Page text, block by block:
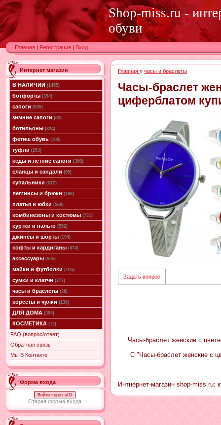
Shop-miss.ru -
обуви
Главная | Регистрация | Вход
Интернет магазин
В НАЛИЧИИ (1455)
ботфорты (394)
сапоги (505)
зимние сапоги (83)
ботильоны (324)
фетиш обувь (100)
туфли (253)
кеды и летние сапоги (300)
сланцы и сандали (99)
купальники (512)
леггинсы и брюки (199)
платья и юбки (568)
комбинезоны и костюмы (731)
куртки и пальто (552)
джинсы и шорты (194)
кофты и кардиганы (474)
аксессуары (505)
майки и футболки (105)
сумки и клатчи (377)
часы и браслеты (38)
корсеты и чулки (130)
ДЛЯ ДОМА (394)
КОСМЕТИКА (12)
FAQ (вопрос/ответ)
Обратная связь
Мы В Контакте
Форма входа
Войти через uID
Старая форма входа
Главная » часы и браслеты
Часы-браслет
циферблатом
Задать вопрос
Часы-браслет женские с
С "Часы-браслет женские с
Интнернет-магазин shop-miss.ru: